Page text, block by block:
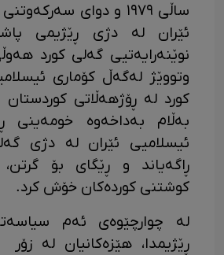
ساڵی ١٩٧٩ و دوای
ئێران لە دژی ڕێژیمی
نوێنەرایەتیی گەلی کورد
وتووێژ لەگەڵ کۆماری
کورد لە ڕۆژهەڵاتی
بەڵام بەداخەوە خومەینی
ئیسلامیی ئێران لە دژی
ڕاگەیاند و ڕێگای بۆ
کوشتنی کوردەکان خۆش کرد.
لە چوارچێوەی ئەم
ڕێژیمدا، هێزەکانیان له